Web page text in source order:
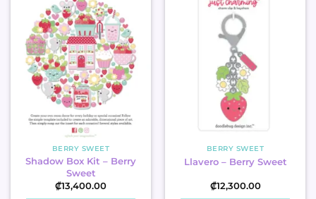
BERRY SWEET
Shadow Box Kit – Berry
Sweet
₡13,400.00
BERRY SWEET
Llavero – Berry Sweet
₡12,300.00